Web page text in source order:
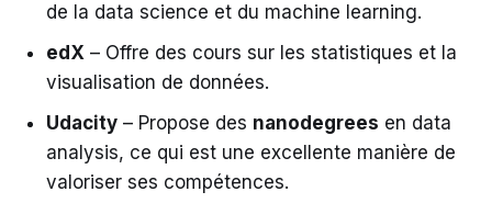
de la data science et du machine learning.
edX – Offre des cours sur les statistiques et la
visualisation de données.
Udacity – Propose des nanodegrees en data
analysis, ce qui est une excellente manière de
valoriser ses compétences.